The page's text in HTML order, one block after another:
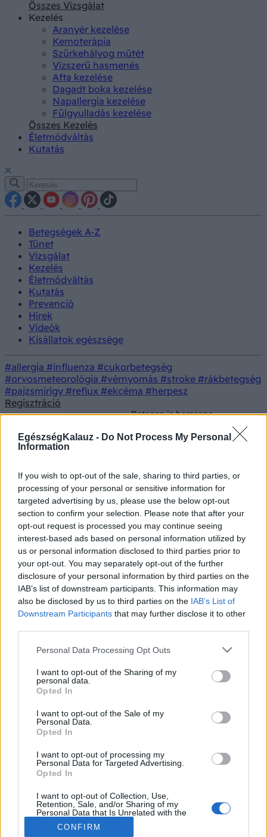
EgészségKalauz - Do Not Process My Personal
Information
If you wish to opt-out of the sale, sharing to third parties, or
processing of your personal or sensitive information for
targeted advertising by us, please use the below opt-out
section to confirm your selection. Please note that after your
opt-out request is processed you may continue seeing
interest-based ads based on personal information utilized by
us or personal information disclosed to third parties prior to
your opt-out. You may separately opt-out of the further
disclosure of your personal information by third parties on the
IAB’s list of downstream participants. This information may
also be disclosed by us to third parties on the IAB’s List of
Downstream Participants that may further disclose it to other
Please note that this website/app uses one or more Google
not limited to your visit or usage behaviour. You may click to
grant or deny consent to Google and its third-party tags to
use your data for below specified purposes in below Google
consent section.
Personal Data Processing Opt Outs
I want to opt-out of the Sharing of my
personal data.
Opted In
I want to opt-out of the Sale of my
Personal Data.
Opted In
I want to opt-out of processing my
Personal Data for Targeted Advertising.
Opted In
I want to opt-out of Collection, Use,
Retention, Sale, and/or Sharing of my
Personal Data that Is Unrelated with the
Purposes for which it was collected.
Opted Out
CONFIRM
Összes Vizsgálat
Kezelés
Aranyér kezelése
Kemoterápia
Szürkehályog műtét
Vízszerű hasmenés
Afta kezelése
Dagadt boka kezelése
Napallergia kezelése
Fülgyulladás kezelése
Összes Kezelés
Életmódváltás
Kutatás
Betegségek A-Z
Tünet
Vizsgálat
Kezelés
Életmódváltás
Kutatás
Prevenció
Hírek
Videók
Kisállatok egészsége
#allergia #influenza #cukorbetegség
#orvosmeteorológia #vérnyomás #stroke #rákbetegség
#pajzsmirigy #reflux #ekcéma #herpesz
Regisztráció
Betegen is bemenne
dolgozni? Ha ilyen tünetei
vannak, jobban teszi, ha
Betegen is bemenne dolgozni? Ha
ilyen tünetei vannak, jobban teszi,
ha otthon marad!